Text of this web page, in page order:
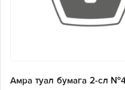
Амра туал бумага 2-сл